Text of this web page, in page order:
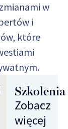
w
i
które
Szkolenia
Zobacz
więcej